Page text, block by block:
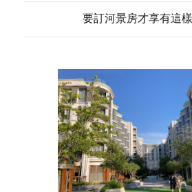
要訂河景房才享有這